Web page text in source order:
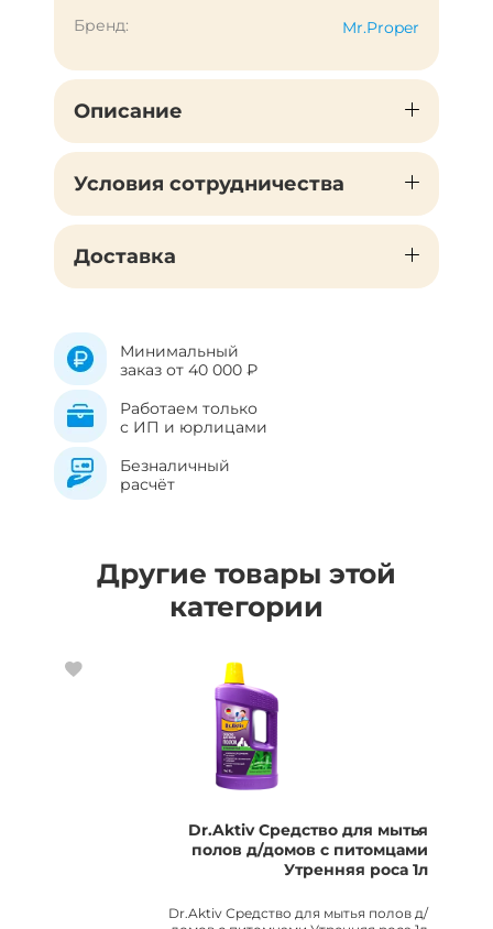
Бренд:
Mr.Proper
Описание
Условия сотрудничества
Доставка
Минимальный
заказ от 40 000 ₽
Работаем только
с ИП и юрлицами
Безналичный
расчёт
Другие товары этой
категории
Dr.Aktiv Средство для мытья
полов д/домов с питомцами
Утренняя роса 1л
Dr.Aktiv Средство для мытья полов д/